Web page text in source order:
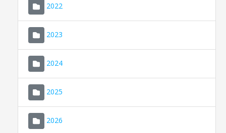
2022
2023
2024
2025
2026